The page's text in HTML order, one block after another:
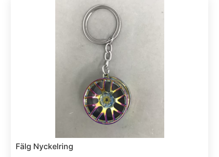
Fälg Nyckelring